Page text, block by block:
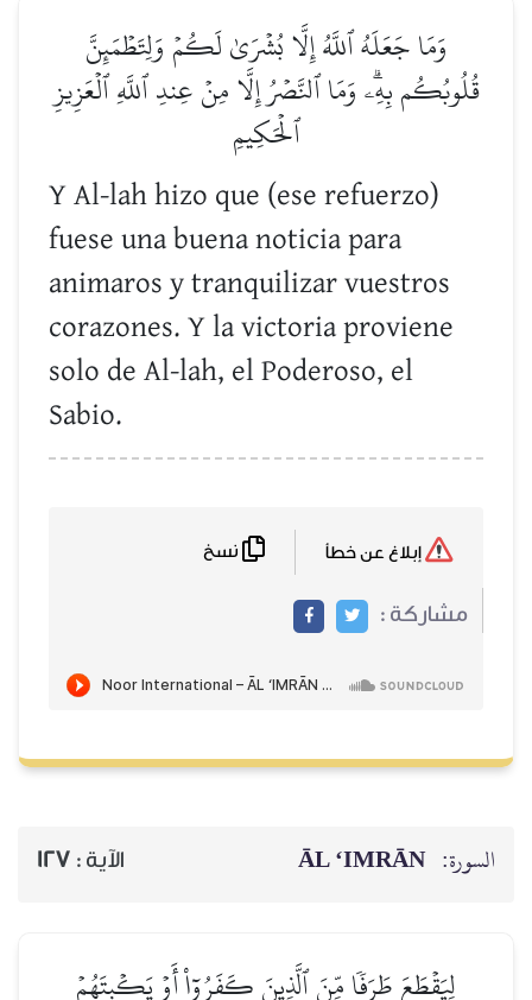
وَمَا جَعَلَهُ ٱللَّهُ إِلَّا بُشۡرَىٰ لَكُمۡ وَلِتَطۡمَئِنَّ
قُلُوبُكُم بِهِۦۗ وَمَا ٱلنَّصۡرُ إِلَّا مِنۡ عِندِ ٱللَّهِ ٱلۡعَزِيزِ
ٱلۡحَكِيمِ
Y Al-lah hizo que (ese refuerzo)
fuese una buena noticia para
animaros y tranquilizar vuestros
corazones. Y la victoria proviene
solo de Al-lah, el Poderoso, el
Sabio.
مشاركة :
السورة: ĀL ‘IMRĀN الآية : 127
لِيَقۡطَعَ طَرَفٗا مِّنَ ٱلَّذِينَ كَفَرُوٓاْ أَوۡ يَكۡبِتَهُمۡ